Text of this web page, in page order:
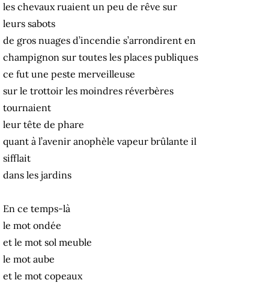
les chevaux ruaient un peu de rêve sur
leurs sabots
de gros nuages d’incendie s’arrondirent en
champignon sur toutes les places publiques
ce fut une peste merveilleuse
sur le trottoir les moindres réverbères
tournaient
leur tête de phare
quant à l’avenir anophèle vapeur brûlante il
sifflait
dans les jardins
En ce temps-là
le mot ondée
et le mot sol meuble
le mot aube
et le mot copeaux